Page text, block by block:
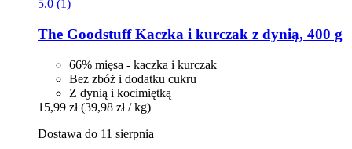
5.0 (1)
The GoodstuffKaczka i kurczak z dynią, 400 g
66% mięsa - kaczka i kurczak
Bez zbóż i dodatku cukru
Z dynią i kocimiętką
15,99 zł (39,98 zł / kg)
Dostawa do 11 sierpnia